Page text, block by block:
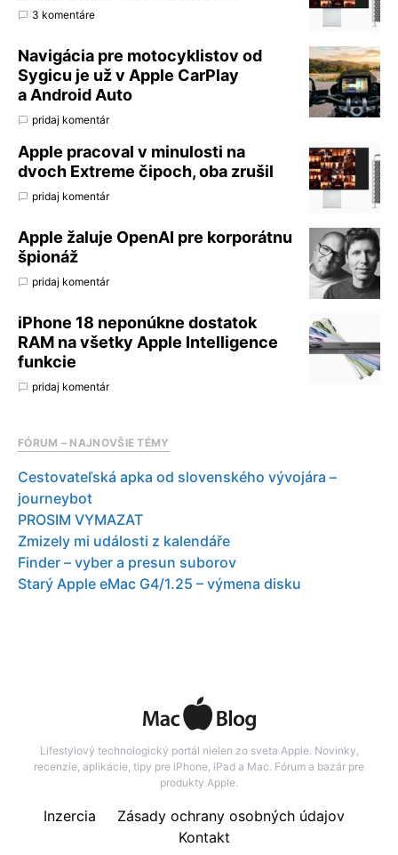
3 komentáre
Navigácia pre motocyklistov od
Sygicu je už v Apple CarPlay
a Android Auto
pridaj komentár
Apple pracoval v minulosti na
dvoch Extreme čipoch, oba zrušil
pridaj komentár
Apple žaluje OpenAI pre korporátnu
špionáž
pridaj komentár
iPhone 18 neponúkne dostatok
RAM na všetky Apple Intelligence
funkcie
pridaj komentár
FÓRUM – NAJNOVŠIE TÉMY
Cestovateľská apka od slovenského vývojára –
journeybot
PROSIM VYMAZAT
Zmizely mi události z kalendáře
Finder – vyber a presun suborov
Starý Apple eMac G4/1.25 – výmena disku
Lifestylový technologický portál nielen zo sveta Apple. Novinky,
recenzie, aplikácie, tipy pre iPhone, iPad a Mac. Fórum a bazár pre
produkty Apple.
Inzercia
Zásady ochrany osobných údajov
Kontakt